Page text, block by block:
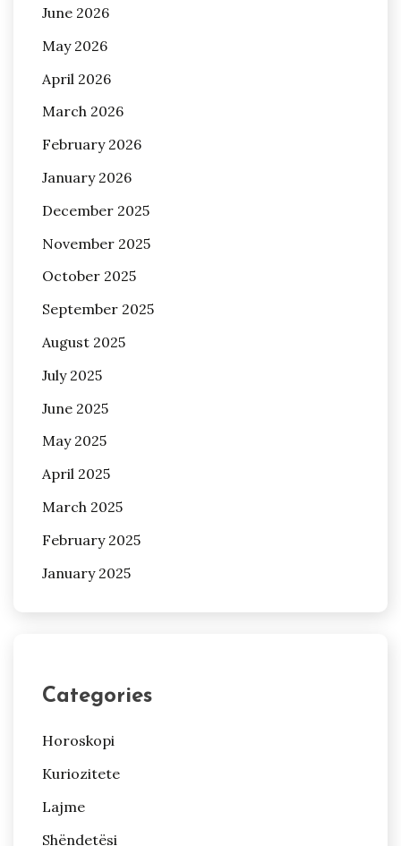
June 2026
May 2026
April 2026
March 2026
February 2026
January 2026
December 2025
November 2025
October 2025
September 2025
August 2025
July 2025
June 2025
May 2025
April 2025
March 2025
February 2025
January 2025
Categories
Horoskopi
Kuriozitete
Lajme
Shëndetësi